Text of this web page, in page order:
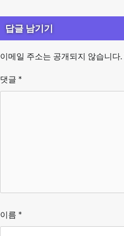
답글 남기기
이메일 주소는 공개되지 않습니다.
댓글 *
이름 *